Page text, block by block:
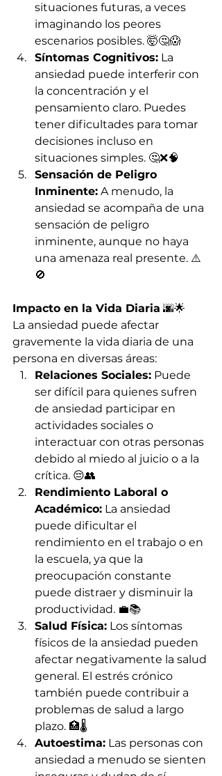
situaciones futuras, a veces
imaginando los peores
escenarios posibles. 🤯🤔😱
Síntomas Cognitivos: La
ansiedad puede interferir con
la concentración y el
pensamiento claro. Puedes
tener dificultades para tomar
decisiones incluso en
situaciones simples. 🤔❌🧠
Sensación de Peligro
Inminente: A menudo, la
ansiedad se acompaña de una
sensación de peligro
inminente, aunque no haya
una amenaza real presente. ⚠️
🚫
Impacto en la Vida Diaria 🌆🌟
La ansiedad puede afectar
gravemente la vida diaria de una
persona en diversas áreas:
Relaciones Sociales: Puede
ser difícil para quienes sufren
de ansiedad participar en
actividades sociales o
interactuar con otras personas
debido al miedo al juicio o a la
crítica. 😔👥
Rendimiento Laboral o
Académico: La ansiedad
puede dificultar el
rendimiento en el trabajo o en
la escuela, ya que la
preocupación constante
puede distraer y disminuir la
productividad. 💼📚
Salud Física: Los síntomas
físicos de la ansiedad pueden
afectar negativamente la salud
general. El estrés crónico
también puede contribuir a
problemas de salud a largo
plazo. 🏥🌡️
Autoestima: Las personas con
ansiedad a menudo se sienten